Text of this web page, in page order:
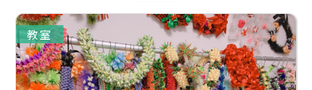
教室